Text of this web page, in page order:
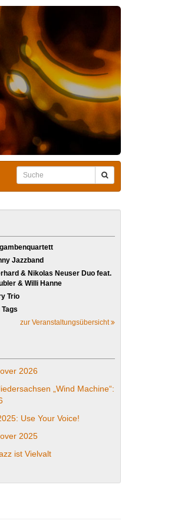
Jazzband
& Nikolas Neuser Duo feat.
& Willi Hanne
Trio
zur Veranstaltungsübersicht
2026
„Wind Machine“:
Use Your Voice!
2025
ist Vielvalt